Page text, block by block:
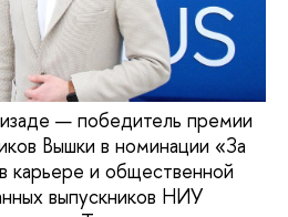
— победитель премии
Вышки в номинации «За
карьере и общественной
выпускников НИУ